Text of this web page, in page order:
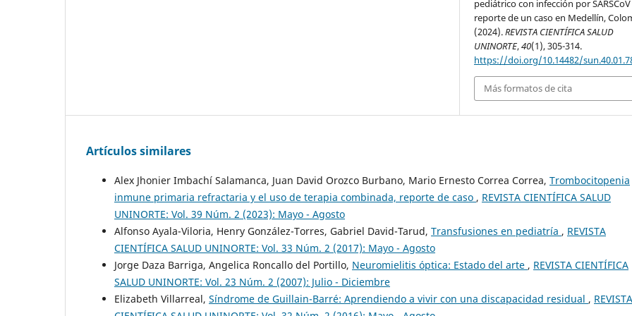
pediátrico con infección por SARSCoV
reporte de un caso en Medellín,
(2024).REVISTA CIENTÍFICA SALUD
UNINORTE,40(1), 305-314.
https://doi.org/10.14482/
Más formatos de cita
Artículos similares
Alex Jhonier Imbachí Salamanca, Juan David Orozco Burbano, Mario Ernesto Correa Correa, Trombocitopenia
inmune primaria refractaria y el uso de terapia combinada, reporte de caso , REVISTA CIENTÍFICA SALUD
UNINORTE: Vol. 39 Núm. 2 (2023): Mayo - Agosto
Alfonso Ayala-Viloria, Henry González-Torres, Gabriel David-Tarud, Transfusiones en pediatría , REVISTA
CIENTÍFICA SALUD UNINORTE: Vol. 33 Núm. 2 (2017): Mayo - Agosto
Jorge Daza Barriga, Angelica Roncallo del Portillo, Neuromielitis óptica: Estado del arte , REVISTA CIENTÍFICA
SALUD UNINORTE: Vol. 23 Núm. 2 (2007): Julio - Diciembre
Elizabeth Villarreal, Síndrome de Guillain-Barré: Aprendiendo a vivir con una discapacidad residual , REVISTA